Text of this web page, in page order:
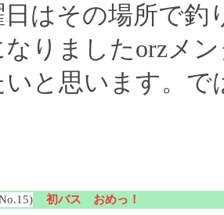
日はその場所で
なりましたorzメ
いと思います。で
初バス おめっ！